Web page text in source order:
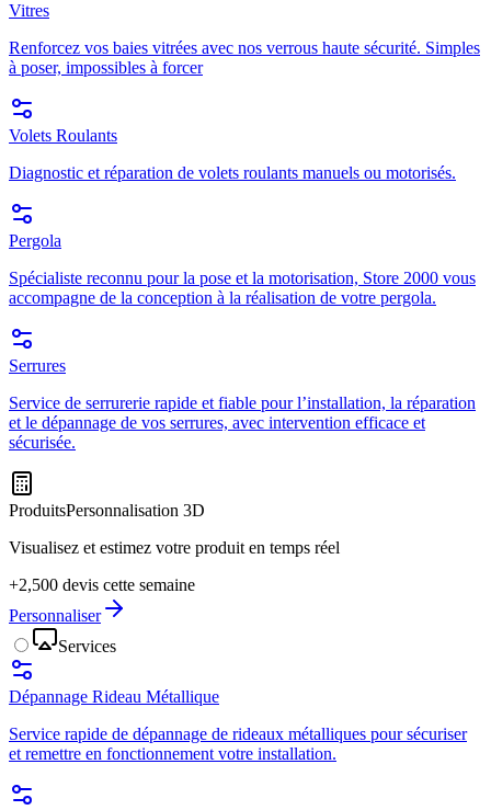
Vitres
Renforcez vos baies vitrées avec nos verrous haute sécurité. Simples
à poser, impossibles à forcer
Volets Roulants
Diagnostic et réparation de volets roulants manuels ou motorisés.
Pergola
Spécialiste reconnu pour la pose et la motorisation, Store 2000 vous
accompagne de la conception à la réalisation de votre pergola.
Serrures
Service de serrurerie rapide et fiable pour l’installation, la réparation
et le dépannage de vos serrures, avec intervention efficace et
sécurisée.
ProduitsPersonnalisation 3D
Visualisez et estimez votre produit en temps réel
+2,500 devis cette semaine
Personnaliser
Services
Dépannage Rideau Métallique
Service rapide de dépannage de rideaux métalliques pour sécuriser
et remettre en fonctionnement votre installation.